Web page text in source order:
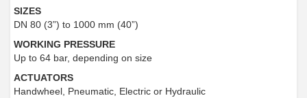
SIZES
DN 80 (3”) to 1000 mm (40”)
WORKING PRESSURE
Up to 64 bar, depending on size
ACTUATORS
Handwheel, Pneumatic, Electric or Hydraulic